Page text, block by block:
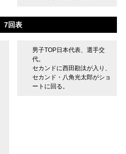
7回表
男子TOP日本代表、選手交
代。
セカンドに西田勘汰が入り、
セカンド・八角光太郎がショ
ートに回る。